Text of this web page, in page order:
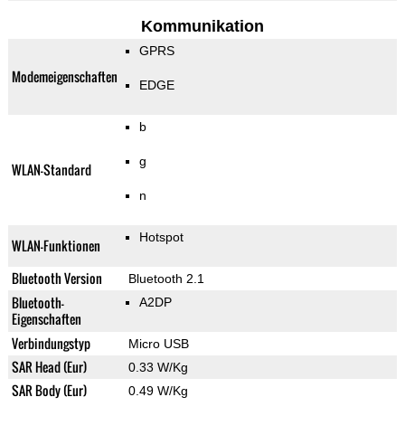
Kommunikation
Modemeigenschaften
GPRS
EDGE
WLAN-Standard
b
g
n
WLAN-Funktionen Hotspot
Bluetooth Version Bluetooth 2.1
Bluetooth-
Eigenschaften
A2DP
Verbindungstyp Micro USB
SAR Head (Eur) 0.33 W/Kg
SAR Body (Eur) 0.49 W/Kg